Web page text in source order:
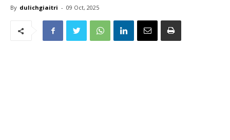
By dulichgiaitri - 09 Oct, 2025